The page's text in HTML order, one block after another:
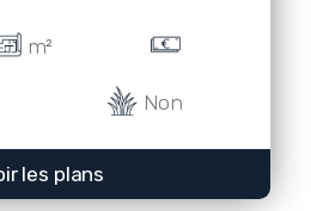
m²
Non
les plans